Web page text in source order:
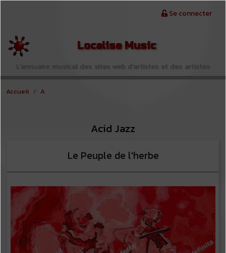
Se connecter
Localise Music
L'annuaire musical des sites web d'artistes et des artistes
Accueil A
Acid Jazz
Le Peuple de l'herbe